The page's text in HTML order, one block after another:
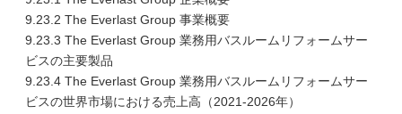
9.23.2 The Everlast Group 事業概要
9.23.3 The Everlast Group 業務用バスルームリフォームサー
ビスの主要製品
9.23.4 The Everlast Group 業務用バスルームリフォームサー
ビスの世界市場における売上高（2021-2026年）